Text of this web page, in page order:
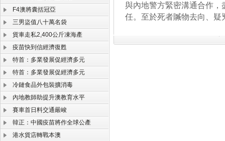
F4澳將囊括冠亞
三男盜值八十萬名袋
貨車走私2,400公斤凍海產
疫苗快到信經濟復甦
特首：多業發展促經濟多元
特首：多業發展促經濟多元
冷鏈食品外包裝擴消毒
內地教師助提升澳教育水平
賽車首日料交通嚴峻
韓正：中國疫苗將作全球公產
港水貨店轉戰本澳
與內地警方緊密溝通合作
任。至於死者贓物去向、疑